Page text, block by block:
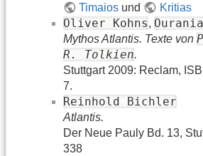
Timaios und Kritias
Oliver Kohns,
Mythos Atlantis. Texte von
R. Tolkien.
Stuttgart 2009: Reclam,
7.
Reinhold Bichler
Atlantis.
Der Neue Pauly Bd. 13,
338